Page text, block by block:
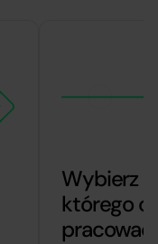
Wybierz
którego
pracować